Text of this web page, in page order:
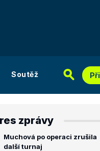
Soutěž
zprávy
Muchová po operaci zrušila
další turnaj